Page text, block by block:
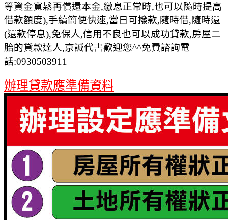
等資金寬鬆再償還本金,繳息正常時,也可以隨時提高
借款額度),手續簡便快速,當日可撥款,隨時借,隨時還
(還款停息),免保人,信用不良也可以成功貸款,房屋二
胎的貸款達人,京誠代書歡迎您^^免費諮詢電
話:0930503911
辦理貸款應準備資料